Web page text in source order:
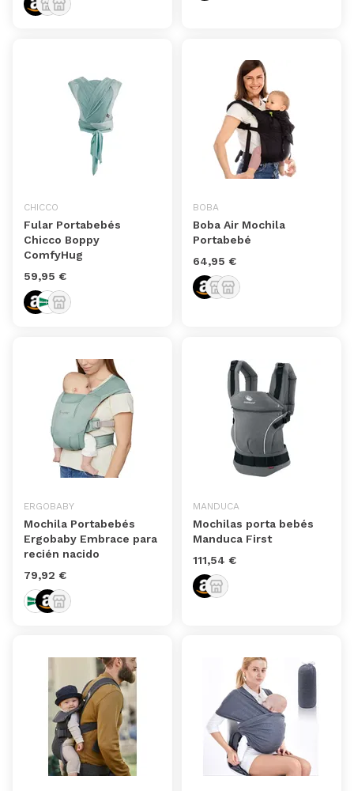
CHICCO
Fular Portabebés
Chicco Boppy
ComfyHug
59,95 €
BOBA
Boba Air Mochila
Portabebé
64,95 €
ERGOBABY
Mochila Portabebés
Ergobaby Embrace para
recién nacido
79,92 €
MANDUCA
Mochilas porta bebés
Manduca First
111,54 €